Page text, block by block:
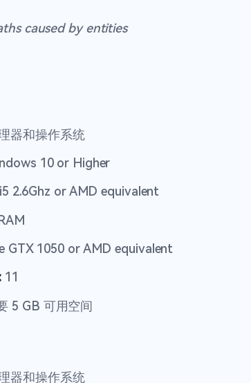
caused by entities
器和操作系统
10 or Higher
2.6Ghz or AMD equivalent
GTX 1050 or AMD equivalent
11
5 GB 可用空间
器和操作系统